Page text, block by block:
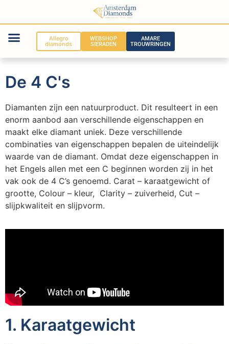
Allegro
diamonds
WEBSHOP
SIERADEN
AMARE
TROUWRINGEN
De 4 C's
Diamanten zijn een natuurproduct. Dit resulteert in een
enorm aanbod aan verschillende eigenschappen en
maakt elke diamant uniek. Deze verschillende
combinaties van eigenschappen bepalen de uiteindelijk
waarde van de diamant. Omdat deze eigenschappen in
het Engels allen met een C beginnen worden zij in het
vak ook de 4 C’s genoemd. Carat – karaatgewicht of
grootte, Colour – kleur, Clarity – zuiverheid, Cut –
slijpkwaliteit en slijpvorm.
1. Karaatgewicht